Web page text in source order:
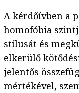
A kérdőívben a
homofóbia
stílusát és
elkerülő
jelentős
mértékével,